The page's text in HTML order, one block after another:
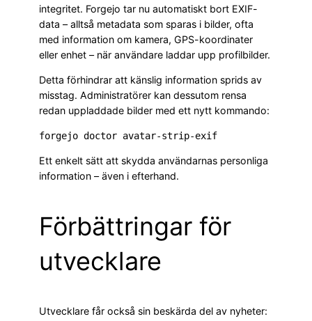
integritet. Forgejo tar nu automatiskt bort EXIF-
data – alltså metadata som sparas i bilder, ofta
med information om kamera, GPS-koordinater
eller enhet – när användare laddar upp profilbilder.
Detta förhindrar att känslig information sprids av
misstag. Administratörer kan dessutom rensa
redan uppladdade bilder med ett nytt kommando:
Ett enkelt sätt att skydda användarnas personliga
information – även i efterhand.
Förbättringar för
utvecklare
Utvecklare får också sin beskärda del av nyheter: